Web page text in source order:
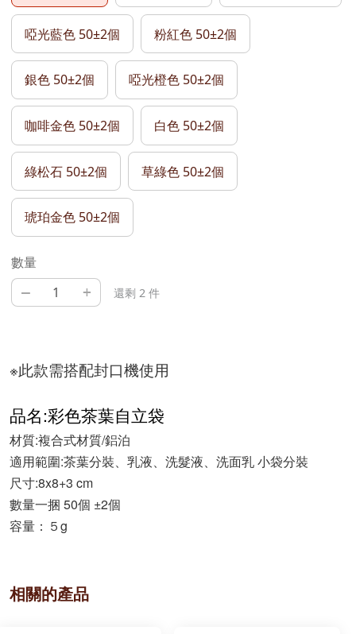
啞光藍色 50±2個 粉紅色 50±2個
銀色 50±2個 啞光橙色 50±2個
咖啡金色 50±2個 白色 50±2個
綠松石 50±2個 草綠色 50±2個
琥珀金色 50±2個
數量
– + 還剩 2 件
※此款需搭配封口機使用
品名:彩色茶葉自立袋
材質:複合式材質/鋁泊
適用範圍:茶葉分裝、乳液、洗髮液、洗面乳 小袋分裝
尺寸:8x8+3 cm
數量一捆 50個 ±2個
容量：５g
相關的產品